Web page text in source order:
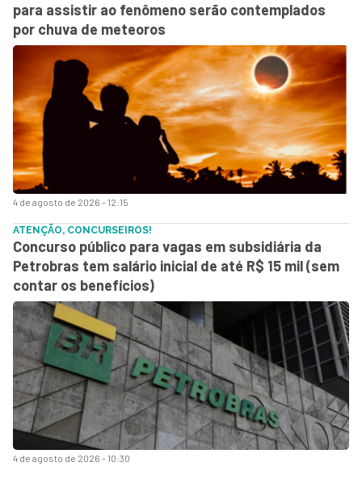
4 de agosto de 2026 - 12:15
para assistir ao fenômeno serão contemplados
por chuva de meteoros
4 de agosto de 2026 - 10:30
ATENÇÃO, CONCURSEIROS!
Concurso público para vagas em subsidiária da
Petrobras tem salário inicial de até R$ 15 mil (sem
contar os benefícios)